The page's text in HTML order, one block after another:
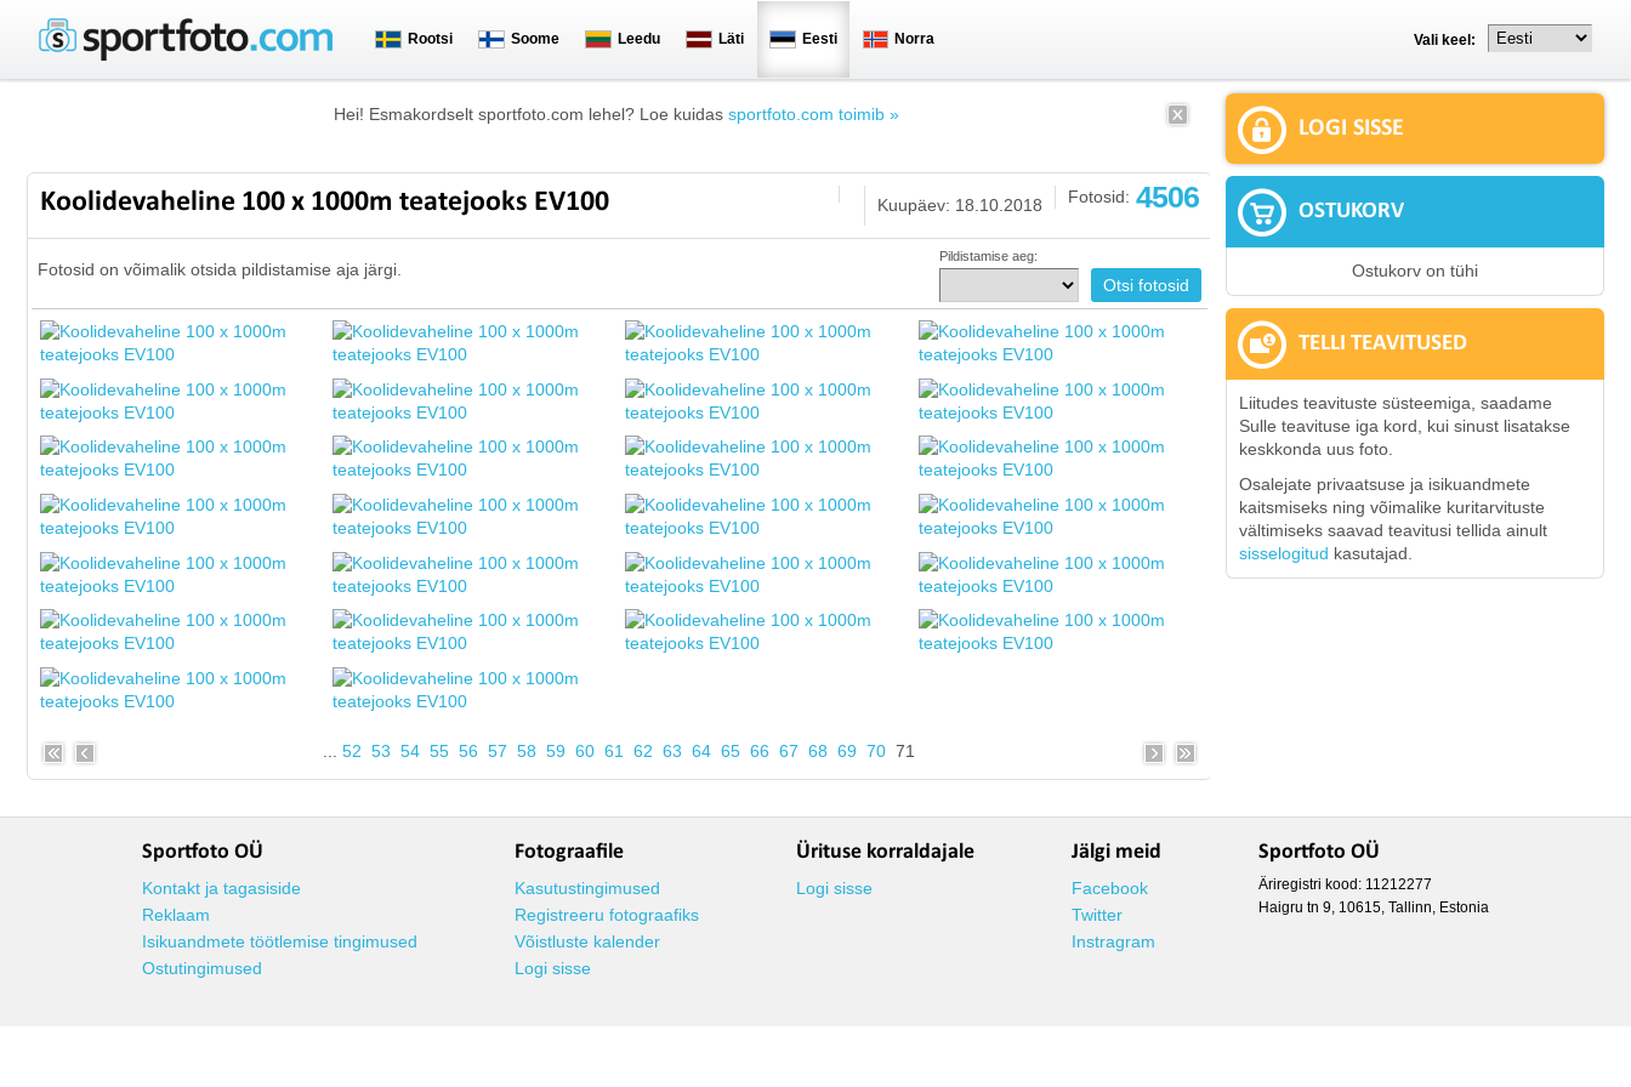
Rootsi Soome Leedu Läti Eesti Norra Vali keel:
Hei! Esmakordselt sportfoto.com lehel? Loe kuidas sportfoto.com toimib »
Koolidevaheline 100 x 1000m teatejooks EV100 Fotosid: 4506
Kuupäev: 18.10.2018
Fotosid on võimalik otsida pildistamise aja järgi.
Pildistamise aeg:
...52 53 54 55 56 57 58 59 60 61 62 63 64 65 66 67 68 69 70 71
LOGI SISSE
OSTUKORV
Ostukorv on tühi
TELLI TEAVITUSED
Liitudes teavituste süsteemiga, saadame
Sulle teavituse iga kord, kui sinust lisatakse
keskkonda uus foto.
Osalejate privaatsuse ja isikuandmete
kaitsmiseks ning võimalike kuritarvituste
vältimiseks saavad teavitusi tellida ainult
sisselogitud kasutajad.
Sportfoto OÜ
Kontakt ja tagasiside
Reklaam
Isikuandmete töötlemise tingimused
Ostutingimused
Fotograafile
Kasutustingimused
Registreeru fotograafiks
Võistluste kalender
Logi sisse
Ürituse korraldajale
Logi sisse
Jälgi meid
Facebook
Twitter
Instragram
Sportfoto OÜ
Äriregistri kood: 11212277
Haigru tn 9, 10615, Tallinn, Estonia